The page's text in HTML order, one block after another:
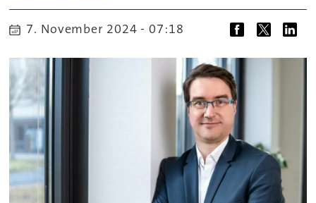
7. November 2024 - 07:18